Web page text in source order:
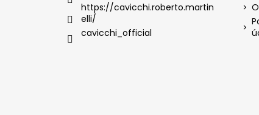
https://cavicchi.roberto.martin
elli/
cavicchi_official